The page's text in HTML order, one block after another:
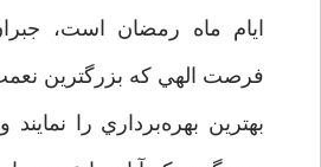
ايام ماه رمضان است،
فرصت الهي که بزرگترين
بهترين بهره‌برداري را